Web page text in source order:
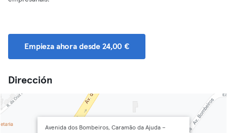
Empieza ahora desde 24,00 €
Dirección
Avenida dos Bombeiros, Caramão da Ajuda –